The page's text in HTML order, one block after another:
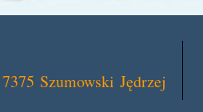
Szumowski Jędrzej